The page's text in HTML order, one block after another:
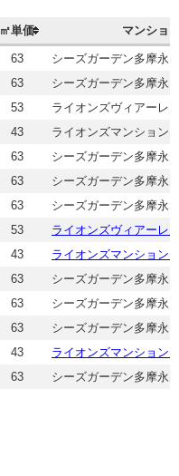
㎡単価 マンショ
63 シーズガーデン多摩永
63 シーズガーデン多摩永
53 ライオンズヴィアーレ
43 ライオンズマンション
63 シーズガーデン多摩永
63 シーズガーデン多摩永
63 シーズガーデン多摩永
53 ライオンズヴィアーレ
43 ライオンズマンション
63 シーズガーデン多摩永
63 シーズガーデン多摩永
63 シーズガーデン多摩永
43 ライオンズマンション
63 シーズガーデン多摩永